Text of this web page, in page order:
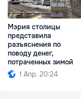
Мэрия столицы
представила
разъяснения по
поводу денег,
потраченных зимой
1 Апр. 20:24